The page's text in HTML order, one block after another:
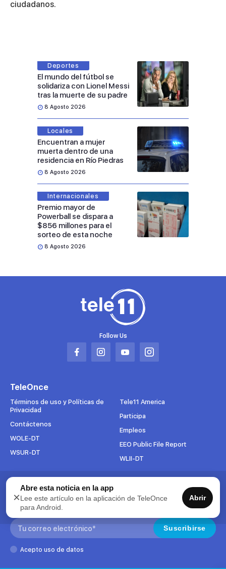
ciudadanos.
Deportes
El mundo del fútbol se
solidariza con Lionel Messi
tras la muerte de su padre
8 Agosto 2026
Locales
Encuentran a mujer
muerta dentro de una
residencia en Río Piedras
8 Agosto 2026
Internacionales
Premio mayor de
Powerball se dispara a
$856 millones para el
sorteo de esta noche
8 Agosto 2026
Follow Us
Abrir
pestaña
Abrir
pestaña
Abrir
pestaña
Abrir
pestaña
TeleOnce
Términos de uso y Políticas de
Privacidad
Contáctenos
WOLE-DT
WSUR-DT
Tele11 America
Participa
Empleos
EEO Public File Report
WLII-DT
Suscríbete al boletín
Para mantenerse al tanto de todo lo que pasa en TeleOnce,
suscríbase ahora a nuestros boletines.
Search: Suscribirse
Acepto uso de datos
×
Abre esta noticia en la app
Lee este artículo en la aplicación de TeleOnce
para Android.
Abrir